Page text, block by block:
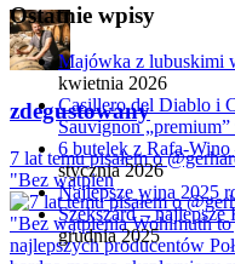
zdegustowany
7 lat temu pisałem o
"Bez wątpien
Ostatnie wpisy
Majówka z lubuskimi
kwietnia 2026
Casillero del Diablo i
Sauvignon
6 butelek z Rafa-
stycznia 2026
Najlepsze wina 2025
Szekszárd –
grudnia 2025